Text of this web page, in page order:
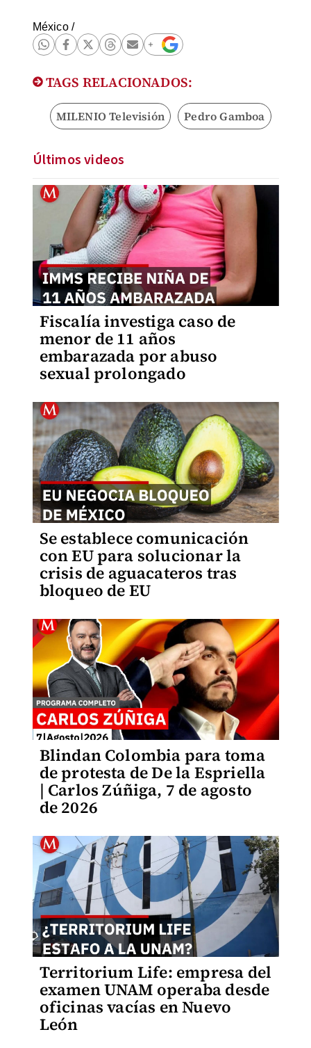
México/
TAGS RELACIONADOS:
MILENIO Televisión Pedro Gamboa
Últimos videos
Fiscalía investiga caso de
menor de 11 años
embarazada por abuso
sexual prolongado
Se establece comunicación
con EU para solucionar la
crisis de aguacateros tras
bloqueo de EU
Blindan Colombia para toma
de protesta de De la Espriella
| Carlos Zúñiga, 7 de agosto
de 2026
Territorium Life: empresa del
examen UNAM operaba desde
oficinas vacías en Nuevo
León